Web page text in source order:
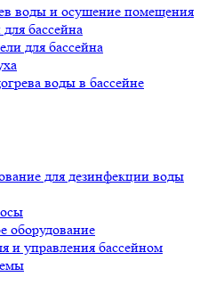
воды и осушение помещения
бассейна
для бассейна
воды в бассейне
для дезинфекции воды
оборудование
и управления бассейном